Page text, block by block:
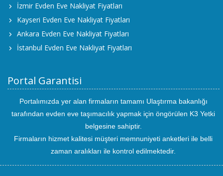
İzmir Evden Eve Nakliyat Fiyatları
Kayseri Evden Eve Nakliyat Fiyatları
Ankara Evden Eve Nakliyat Fiyatları
İstanbul Evden Eve Nakliyat Fiyatları
Portal Garantisi
Portalımızda yer alan firmaların tamamı Ulaştırma bakanlığı
tarafından evden eve taşımacılık yapmak için öngörülen K3 Yetki
belgesine sahiptir.
Firmaların hizmet kalitesi müşteri memnuniyeti anketleri ile belli
zaman aralıkları ile kontrol edilmektedir.